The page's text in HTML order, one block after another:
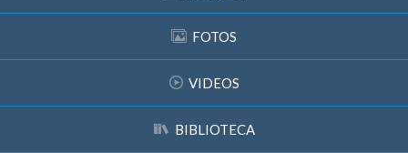
FOTOS
VIDEOS
BIBLIOTECA